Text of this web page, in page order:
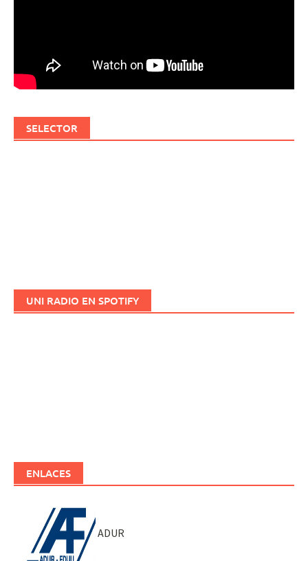
SELECTOR
UNI RADIO EN SPOTIFY
ENLACES
ADUR